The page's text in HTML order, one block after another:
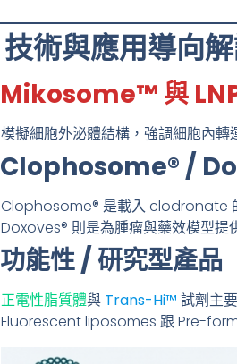
技術與應用導向
Mikosome™ 與
模擬細胞外泌體結構，強調細胞內
Clophosome® /
Clophosome® 是載入 clodronate
Doxoves® 則是為腫瘤與藥效模型提
功能性 / 研究型產品
正電性脂質體與 Trans-Hi™ 試劑主
Fluorescent liposomes 跟 Pre-